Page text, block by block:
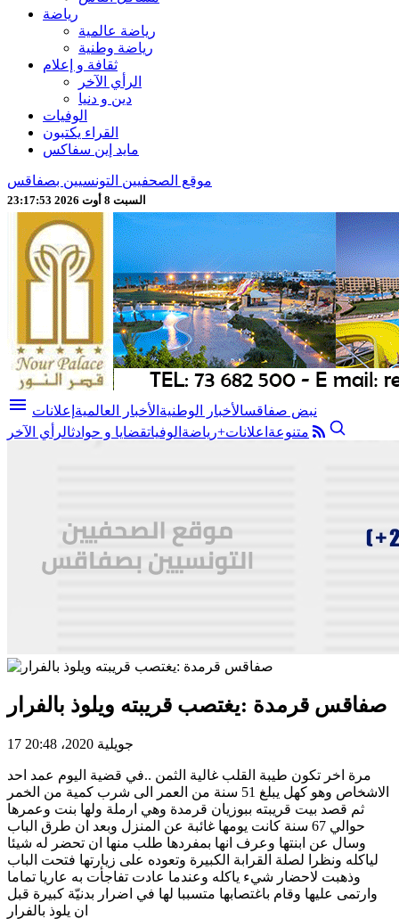
رياضة
رياضة عالمية
رياضة وطنية
ثقافة و إعلام
الرأي الآخر
دين و دنيا
الوفيات
القراء يكتبون
مايد إين سفاكس
موقع الصحفيين التونسيين بصفاقس
السبت 8 أوت 2026 23:17:54
menu نبض صفاقسالأخبار الوطنية الأخبار العالمية إعلانات
متنوعة اعلانات+رياضة الوفياتقضايا و حوادثالرأي الآخر
صفاقس قرمدة :يغتصب قريبته ويلوذ بالفرار
17 جويلية 2020، 20:48
مرة اخر تكون طيبة القلب غالية الثمن ..في قضية اليوم عمد احد
الاشخاص وهو كهل يبلغ 51 سنة من العمر الى شرب كمية من الخمر
ثم قصد بيت قريبته ببوزيان قرمدة وهي ارملة ولها بنت وعمرها
حوالي 67 سنة كانت يومها غائبة عن المنزل وبعد ان طرق الباب
وسال عن ابنتها وعرف انها بمفردها طلب منها ان تحضر له شيئا
لياكله ونظرا لصلة القرابة الكبيرة وتعوده على زيارتها فتحت الباب
وذهبت لاحضار شيء ياكله وعندما عادت تفاجأت به عاريا تماما
وارتمى عليها وقام باغتصابها متسببا لها في اضرار بدنيّة كبيرة قبل
ان يلوذ بالفرار